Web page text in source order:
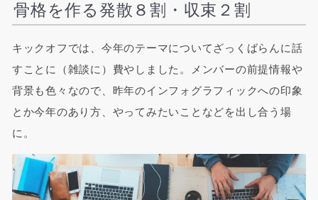
骨格を作る発散８割・収束２割
キックオフでは、今年のテーマについてざっくばらんに話
すことに（雑談に）費やしました。メンバーの前提情報や
背景も色々なので、昨年のインフォグラフィックへの印象
とか今年のあり方、やってみたいことなどを出し合う場
に。